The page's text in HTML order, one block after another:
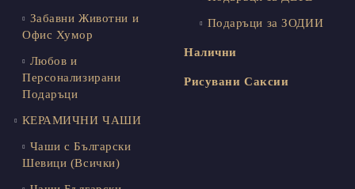
Забавни Животни и
Офис Хумор
Любов и
Персонализирани
Подаръци
КЕРАМИЧНИ ЧАШИ
Чаши с Български
Шевици (Всички)
Подаръци за ЗОДИИ
Налични
Рисувани Саксии